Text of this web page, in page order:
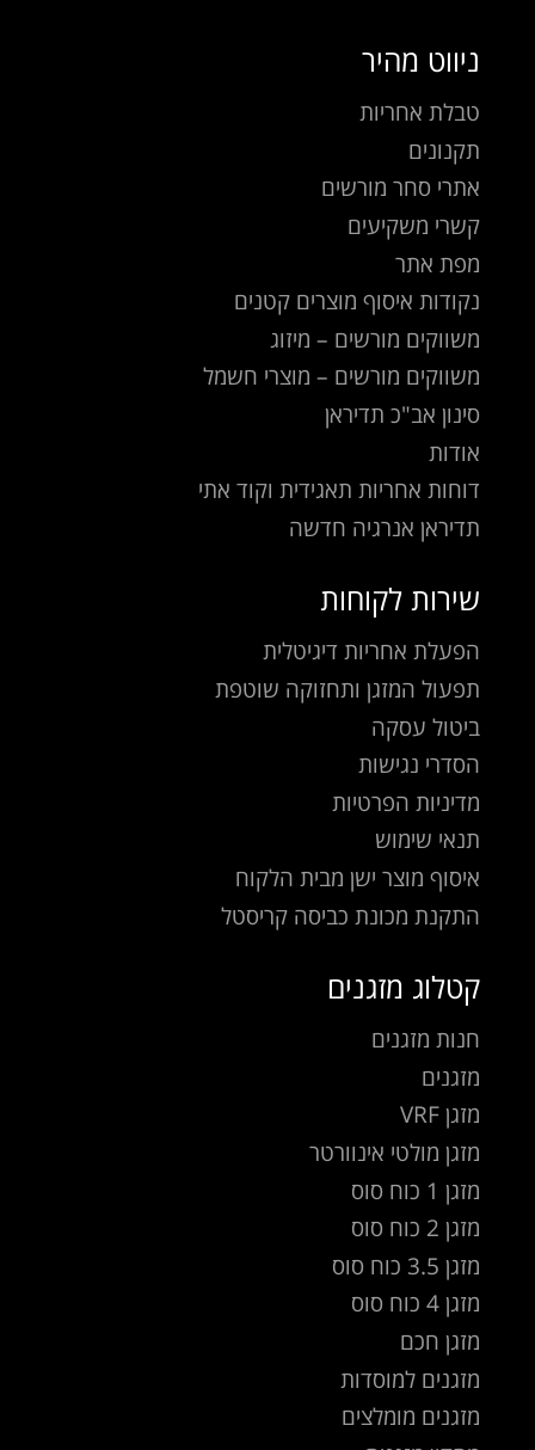
ניווט מהיר
טבלת אחריות
תקנונים
אתרי סחר מורשים
קשרי משקיעים
מפת אתר
נקודות איסוף מוצרים קטנים
משווקים מורשים – מיזוג
משווקים מורשים – מוצרי חשמל
סינון אב"כ תדיראן
אודות
דוחות אחריות תאגידית וקוד אתי
תדיראן אנרגיה חדשה
שירות לקוחות
הפעלת אחריות דיגיטלית
תפעול המזגן ותחזוקה שוטפת
ביטול עסקה
הסדרי נגישות
מדיניות הפרטיות
תנאי שימוש
איסוף מוצר ישן מבית הלקוח
התקנת מכונת כביסה קריסטל
קטלוג מזגנים
חנות מזגנים
מזגנים
מזגן VRF
מזגן מולטי אינוורטר
מזגן 1 כוח סוס
מזגן 2 כוח סוס
מזגן 3.5 כוח סוס
מזגן 4 כוח סוס
מזגן חכם
מזגנים למוסדות
מזגנים מומלצים